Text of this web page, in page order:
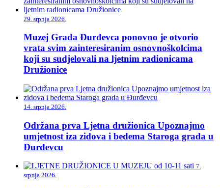
29. srpnja 2026.
Muzej Grada Đurđevca ponovno je otvorio
vrata svim zainteresiranim osnovnoškolcima
koji su sudjelovali na ljetnim radionicama
Družionice
14. srpnja 2026.
Održana prva Ljetna družionica Upoznajmo
umjetnost iza zidova i bedema Staroga grada u
Đurđevcu
7.
srpnja 2026.